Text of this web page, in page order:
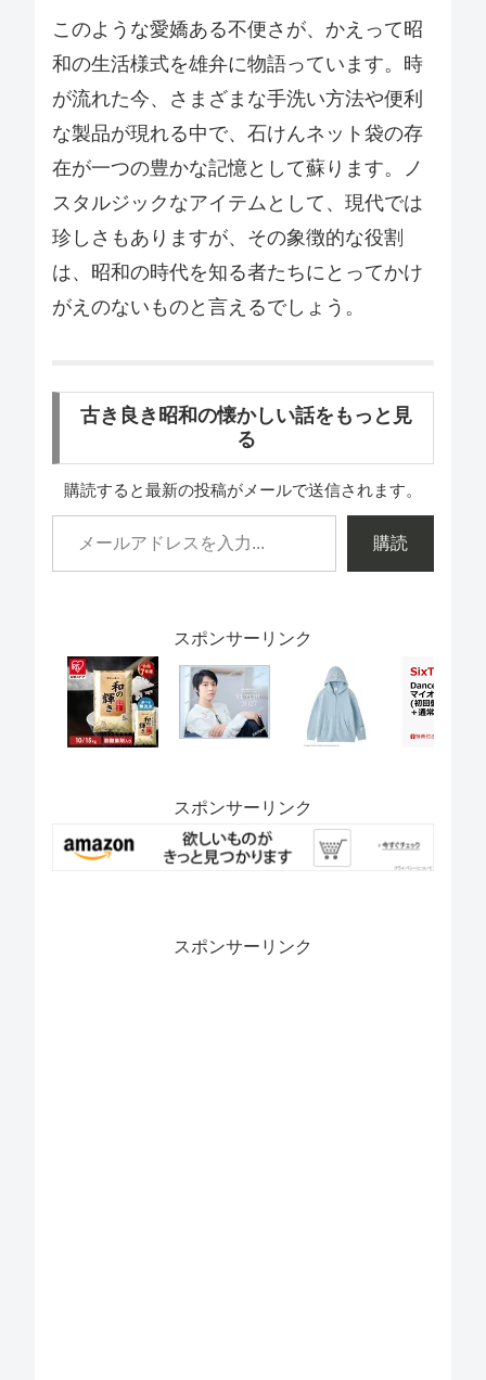
このような愛嬌ある不便さが、かえって昭
和の生活様式を雄弁に物語っています。時
が流れた今、さまざまな手洗い方法や便利
な製品が現れる中で、石けんネット袋の存
在が一つの豊かな記憶として蘇ります。ノ
スタルジックなアイテムとして、現代では
珍しさもありますが、その象徴的な役割
は、昭和の時代を知る者たちにとってかけ
がえのないものと言えるでしょう。
古き良き昭和の懐かしい話をもっと見
る
購読すると最新の投稿がメールで送信されます。
購読
スポンサーリンク
スポンサーリンク
スポンサーリンク